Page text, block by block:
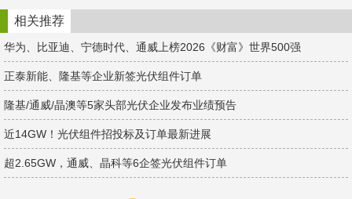
t
e
b
o
d
n
相关推荐
华为、比亚迪、宁德时代、通威上榜2026《财富》世界500强
正泰新能、隆基等企业新签光伏组件订单
隆基/通威/晶澳等5家头部光伏企业发布业绩预告
近14GW！光伏组件招投标及订单最新进展
超2.65GW，通威、晶科等6企签光伏组件订单